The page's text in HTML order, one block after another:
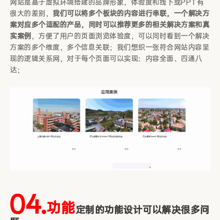
网站是基于虚拟环境搭建的品牌形象，体验度和线下或PPT有
很大的差别， 我们可以将多个板块的内容进行串联，一个解决方
案对应多个适配的产品，同时可以推荐更多的相关解决方案和真
实案例 ，方便了用户的页面浏览体验度，可以同时看到一个解决
方案的多个维度，多个信息关联；我们想织一张符合网站内容呈
现的逻辑关系网，对于每个页面可以实现：内容全面、四通八
达；
04.功能定制的功能设计可以解决很多问